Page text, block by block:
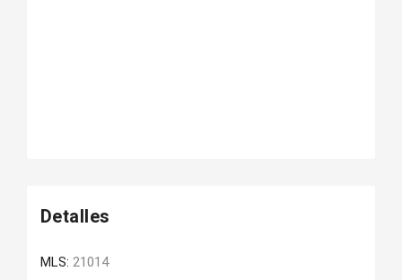
Detalles
MLS: 21014